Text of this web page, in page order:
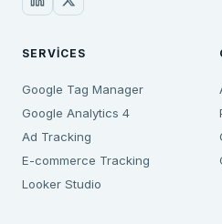
SERVICES
Google Tag Manager
Google Analytics 4
Ad Tracking
E-commerce Tracking
Looker Studio